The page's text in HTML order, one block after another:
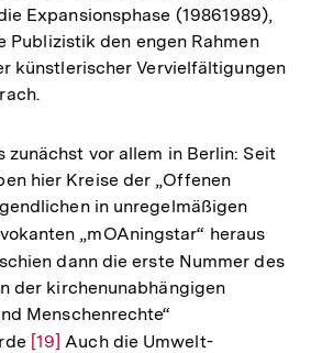
Expansionsphase (19861989),
Publizistik den engen Rahmen
künstlerischer Vervielfältigungen
zunächst vor allem in Berlin: Seit
hier Kreise der „Offenen
in unregelmäßigen
„mOAningstar“ heraus
dann die erste Nummer des
der kirchenunabhängigen
Menschenrechte“
Zur
[19] Auch die Umwelt-